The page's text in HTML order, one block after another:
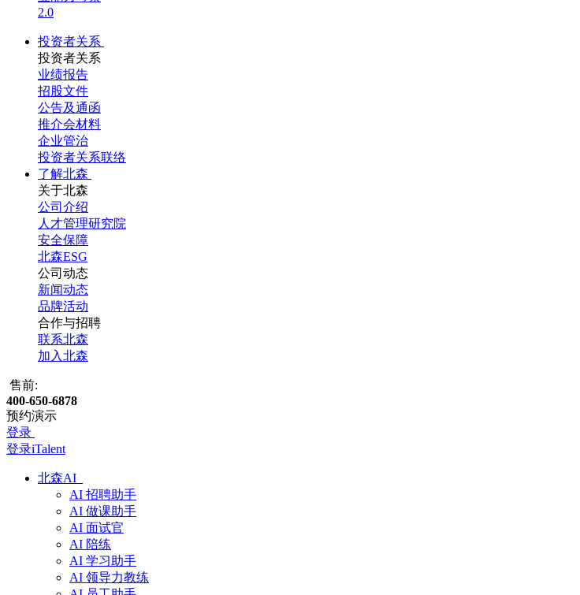
2.0
投资者关系
投资者关系
业绩报告
招股文件
公告及通函
推介会材料
企业管治
投资者关系联络
了解北森
关于北森
公司介绍
人才管理研究院
安全保障
北森ESG
公司动态
新闻动态
品牌活动
合作与招聘
联系北森
加入北森
售前:
400-650-6878
预约演示
登录
登录iTalent
北森AI
AI 招聘助手
AI 做课助手
AI 面试官
AI 陪练
AI 学习助手
AI 领导力教练